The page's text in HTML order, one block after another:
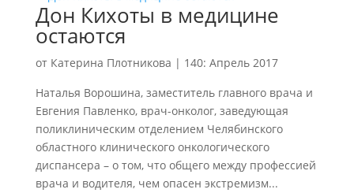
Дон Кихоты в медицине
остаются
от Катерина Плотникова | 140: Апрель 2017
Наталья Ворошина, заместитель главного врача и
Евгения Павленко, врач-онколог, заведующая
поликлиническим отделением Челябинского
областного клинического онкологического
диспансера – о том, что общего между профессией
врача и водителя, чем опасен экстремизм...